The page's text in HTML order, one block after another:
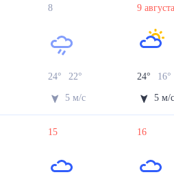
8
24° 22
5 м/с
9
24° 16°
5 м/
15 16